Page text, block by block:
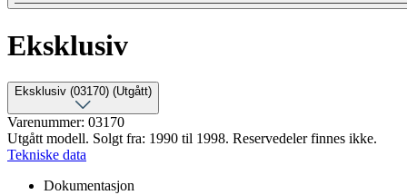
Eksklusiv
Eksklusiv (03170) (Utgått)
Varenummer: 03170
Utgått modell. Solgt fra: 1990 til 1998. Reservedeler finnes ikke.
Tekniske data
Dokumentasjon